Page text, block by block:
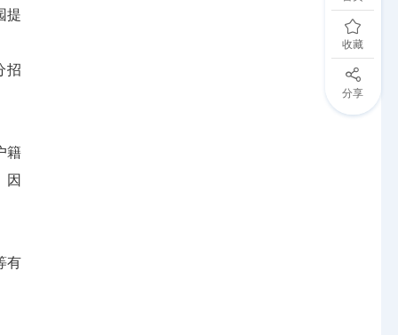
提
招
籍
因
有
收藏
分享